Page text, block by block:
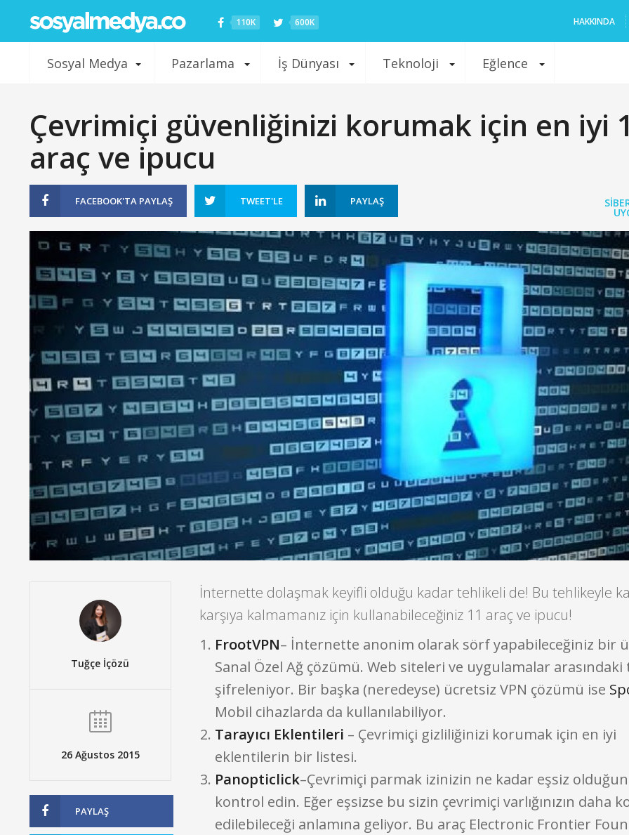
110K 600K HAKKINDA
Sosyal Medya Pazarlama İş Dünyası Teknoloji Eğlence
Çevrimiçi güvenliğinizi korumak için en iyi
araç ve ipucu
FACEBOOK'TA PAYLAŞ TWEET'LE PAYLAŞ
Tuğçe İçözü
26 Ağustos 2015
PAYLAŞ
İnternette dolaşmak keyifli olduğu kadar tehlikeli de! Bu tehlikeyle
karşıya kalmamanız için kullanabileceğiniz 11 araç ve ipucu!
FrootVPN– İnternette anonim olarak sörf yapabileceğiniz bir
Sanal Özel Ağ çözümü. Web siteleri ve uygulamalar
şifreleniyor. Bir başka (neredeyse) ücretsiz VPN çözümü ise
Mobil cihazlarda da kullanılabiliyor.
Tarayıcı Eklentileri – Çevrimiçi gizliliğinizi korumak için en iyi
eklentilerin bir listesi.
Panopticlick–Çevrimiçi parmak izinizin ne kadar eşsiz
kontrol edin. Eğer eşsizse bu sizin çevrimiçi varlığınızın daha
edilebileceği anlamına geliyor. Bu araç Electronic Frontier